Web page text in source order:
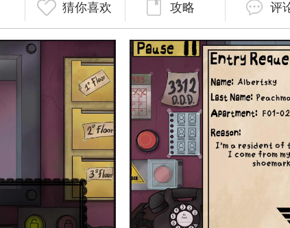
猜你喜欢 攻略 评